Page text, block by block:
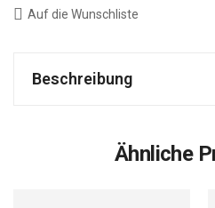
Auf die Wunschliste
Beschreibung
Ähnliche